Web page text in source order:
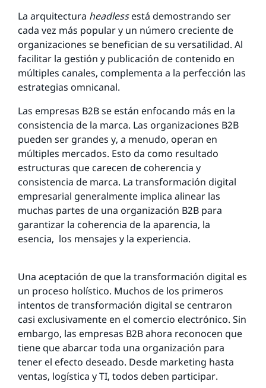
La arquitectura headlessestá demostrando ser
cada vez más popular y un número creciente de
organizaciones se benefician de su versatilidad. Al
facilitar la gestión y publicación de contenido en
múltiples canales, complementa a la perfección las
estrategias omnicanal.
Las empresas B2B se están enfocando más en la
consistencia de la marca. Las organizaciones B2B
pueden ser grandes y, a menudo, operan en
múltiples mercados. Esto da como resultado
estructuras que carecen de coherencia y
consistencia de marca. La transformación digital
empresarial generalmente implica alinear las
muchas partes de una organización B2B para
garantizar la coherencia de la aparencia, la
esencia, los mensajes y la experiencia.
Una aceptación de que la transformación digital es
un proceso holístico. Muchos de los primeros
intentos de transformación digital se centraron
casi exclusivamente en el comercio electrónico. Sin
embargo, las empresas B2B ahora reconocen que
tiene que abarcar toda una organización para
tener el efecto deseado. Desde marketing hasta
ventas, logística y TI, todos deben participar.